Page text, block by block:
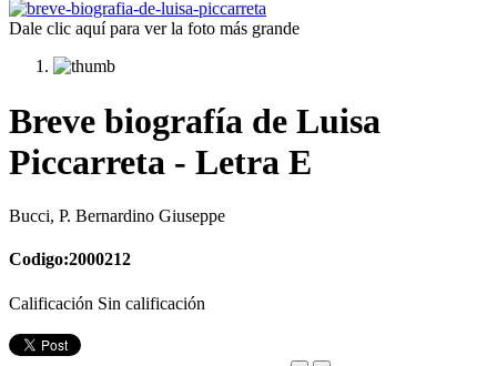
Dale clic aquí para ver la foto más grande
Breve biografía de Luisa
Piccarreta - Letra E
Bucci, P. Bernardino Giuseppe
Codigo:2000212
Calificación Sin calificación